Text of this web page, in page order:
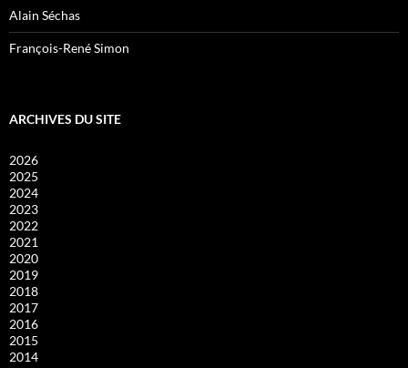
Alain Séchas
François-René Simon
ARCHIVES DU SITE
2026
2025
2024
2023
2022
2021
2020
2019
2018
2017
2016
2015
2014